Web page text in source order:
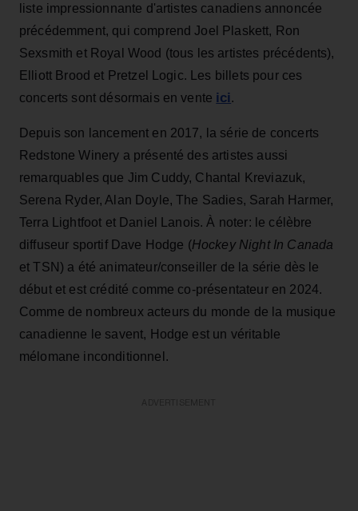
liste impressionnante d'artistes canadiens annoncée
précédemment, qui comprend Joel Plaskett, Ron
Sexsmith et Royal Wood (tous les artistes précédents),
Elliott Brood et Pretzel Logic. Les billets pour ces
concerts sont désormais en vente ici.
Depuis son lancement en 2017, la série de concerts
Redstone Winery a présenté des artistes aussi
remarquables que Jim Cuddy, Chantal Kreviazuk,
Serena Ryder, Alan Doyle, The Sadies, Sarah Harmer,
Terra Lightfoot et Daniel Lanois. À noter: le célèbre
diffuseur sportif Dave Hodge (Hockey Night In Canada
et TSN) a été animateur/conseiller de la série dès le
début et est crédité comme co-présentateur en 2024.
Comme de nombreux acteurs du monde de la musique
canadienne le savent, Hodge est un véritable
mélomane inconditionnel.